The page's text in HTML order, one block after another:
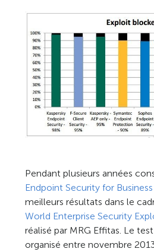
Pendant plusieurs années
Endpoint Security for Business
meilleurs résultats dans le
World Enterprise Security
réalisé par MRG Effitas. Le
organisé entre novembre